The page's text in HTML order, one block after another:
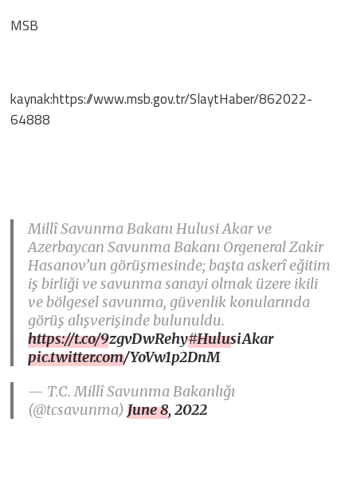
MSB
kaynak:https://www.msb.gov.tr/SlaytHaber/862022-
64888
Millî Savunma Bakanı Hulusi Akar ve
Azerbaycan Savunma Bakanı Orgeneral Zakir
Hasanov’un görüşmesinde; başta askerî eğitim
iş birliği ve savunma sanayi olmak üzere ikili
ve bölgesel savunma, güvenlik konularında
görüş alışverişinde bulunuldu.
https://t.co/9zgvDwRehy#HulusiAkar
pic.twitter.com/YoVw1p2DnM
— T.C. Millî Savunma Bakanlığı
(@tcsavunma)June 8, 2022